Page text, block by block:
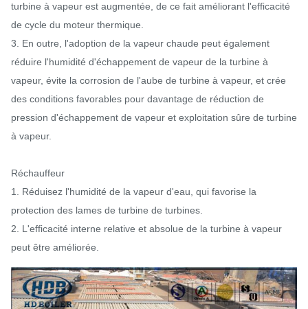
turbine à vapeur est augmentée, de ce fait améliorant l'efficacité
de cycle du moteur thermique.
3. En outre, l'adoption de la vapeur chaude peut également
réduire l'humidité d'échappement de vapeur de la turbine à
vapeur, évite la corrosion de l'aube de turbine à vapeur, et crée
des conditions favorables pour davantage de réduction de
pression d'échappement de vapeur et exploitation sûre de turbine
à vapeur.
Réchauffeur
1. Réduisez l'humidité de la vapeur d'eau, qui favorise la
protection des lames de turbine de turbines.
2. L'efficacité interne relative et absolue de la turbine à vapeur
peut être améliorée.